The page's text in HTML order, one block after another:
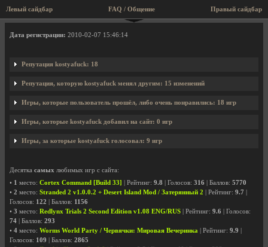
Левый сайдбар Правый сайдбар
FAQ / Общение
Профиль пользователя kostyafuck
Дата регистрации: 2010-02-07 15:46:14
Репутация kostyafuck: 18
Репутация, которую kostyafuck менял другим: 15 изменений
Игры, которые пользователь прошёл, либо очень понравились: 18 игр
Игры, которые kostyafuck добавил на сайт: 0 игр
Игры, за которые kostyafuck голосовал: 9 игр
Десятка самых любимых игр с сайта:
• 1 место: Cortex Command [Build 33] | Рейтинг: 9.8 | Голосов: 316 | Баллов: 5770
• 2 место: Stranded 2 v1.0.0.2 + Desert Island Mod / Затерянный 2 | Рейтинг: 9.7
Голосов: 122 | Баллов: 1156
• 3 место: Redlynx Trials 2 Second Edition v1.08 ENG/RUS | Рейтинг: 9.6 | Голосов:
74 | Баллов: 293
• 4 место: Worms World Party / Червячки: Мировая Вечеринка | Рейтинг: 9.9
Голосов: 109 | Баллов: 2865